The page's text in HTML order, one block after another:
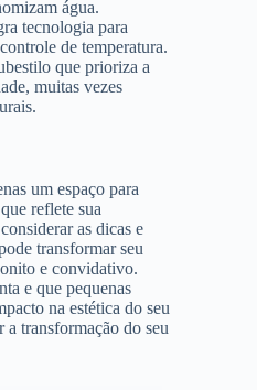
água.
tecnologia para
de temperatura.
que prioriza a
muitas vezes
um espaço para
reflete sua
as dicas e
transformar seu
e convidativo.
e que pequenas
na estética do seu
a transformação do seu